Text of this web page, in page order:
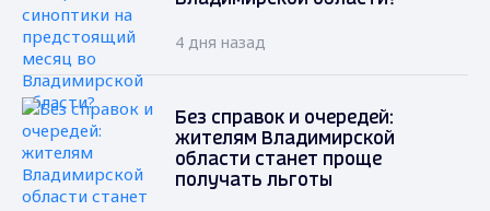
4 дня назад
Без справок и очередей:
жителям Владимирской
области станет проще
получать льготы